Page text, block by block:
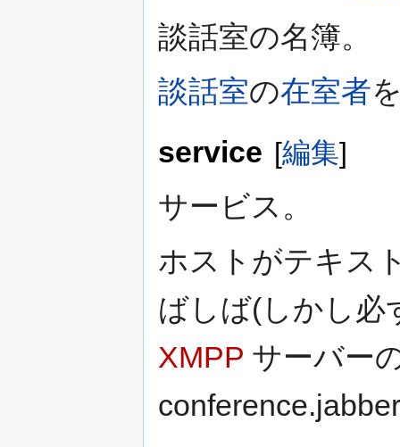
談話室の名簿。
談話室の在室者
service [編集]
サービス。
ホストがテキス
ばしば(しかし必
XMPP サーバー